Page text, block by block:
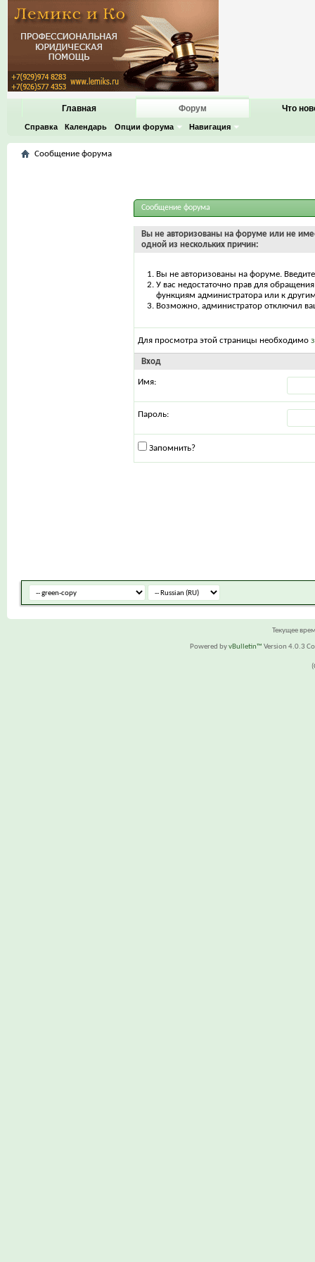
Главная Форум
Справка Календарь Опции форума Навигация
Что
Сообщение форума
Сообщение форума
Вы не авторизованы на форуме или не
одной из нескольких причин:
Вы не авторизованы на форуме.
У вас недостаточно прав для
функциям администратора или к
Возможно, администратор отключил
Для просмотра этой страницы необходимо
Вход
Имя:
Пароль:
Запомнить?
Текущее
Powered byvBulletin™ Version 4.0.3